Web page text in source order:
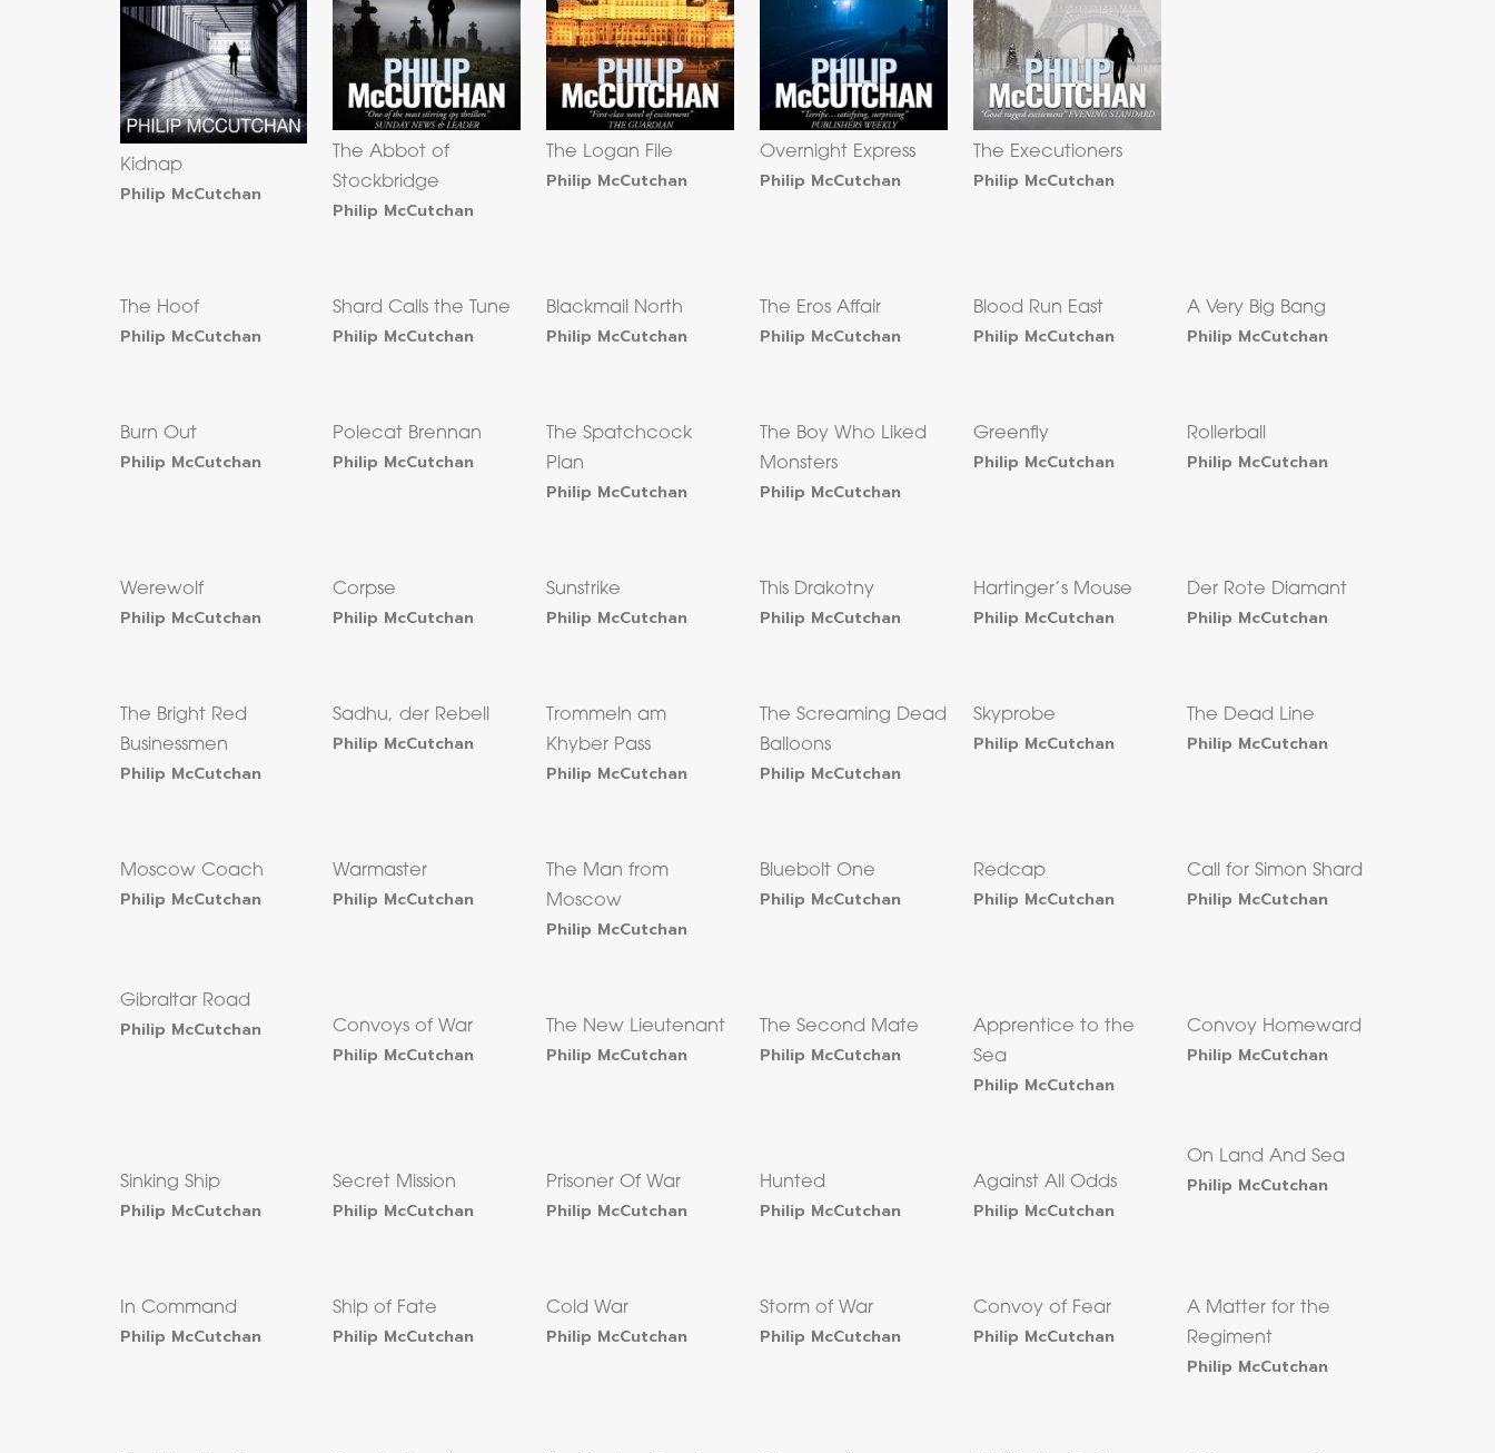
Kidnap
Philip McCutchan
The Abbot of
Stockbridge
Philip McCutchan
The Logan File
Philip McCutchan
Overnight Express
Philip McCutchan
The Executioners
Philip McCutchan
The Hoof
Philip McCutchan
Shard Calls the Tune
Philip McCutchan
Blackmail North
Philip McCutchan
The Eros Affair
Philip McCutchan
Blood Run East
Philip McCutchan
A Very Big Bang
Philip McCutchan
Burn Out
Philip McCutchan
Polecat Brennan
Philip McCutchan
The Spatchcock
Plan
Philip McCutchan
The Boy Who Liked
Monsters
Philip McCutchan
Greenfly
Philip McCutchan
Rollerball
Philip McCutchan
Werewolf
Philip McCutchan
Corpse
Philip McCutchan
Sunstrike
Philip McCutchan
This Drakotny
Philip McCutchan
Hartinger’s Mouse
Philip McCutchan
Der Rote Diamant
Philip McCutchan
The Bright Red
Businessmen
Philip McCutchan
Sadhu, der Rebell
Philip McCutchan
Trommeln am
Khyber Pass
Philip McCutchan
The Screaming Dead
Balloons
Philip McCutchan
Skyprobe
Philip McCutchan
The Dead Line
Philip McCutchan
Moscow Coach
Philip McCutchan
Warmaster
Philip McCutchan
The Man from
Moscow
Philip McCutchan
Bluebolt One
Philip McCutchan
Redcap
Philip McCutchan
Call for Simon Shard
Philip McCutchan
Gibraltar Road
Philip McCutchan Convoys of War
Philip McCutchan
The New Lieutenant
Philip McCutchan
The Second Mate
Philip McCutchan
Apprentice to the
Sea
Philip McCutchan
Convoy Homeward
Philip McCutchan
Sinking Ship
Philip McCutchan
Secret Mission
Philip McCutchan
Prisoner Of War
Philip McCutchan
Hunted
Philip McCutchan
Against All Odds
Philip McCutchan
On Land And Sea
Philip McCutchan
In Command
Philip McCutchan
Ship of Fate
Philip McCutchan
Cold War
Philip McCutchan
Storm of War
Philip McCutchan
Convoy of Fear
Philip McCutchan
A Matter for the
Regiment
Philip McCutchan